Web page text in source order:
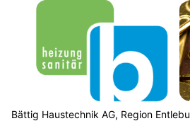
Bättig Haustechnik AG, Region